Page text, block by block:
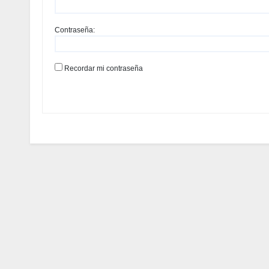
Contraseña:
Recordar mi contraseña